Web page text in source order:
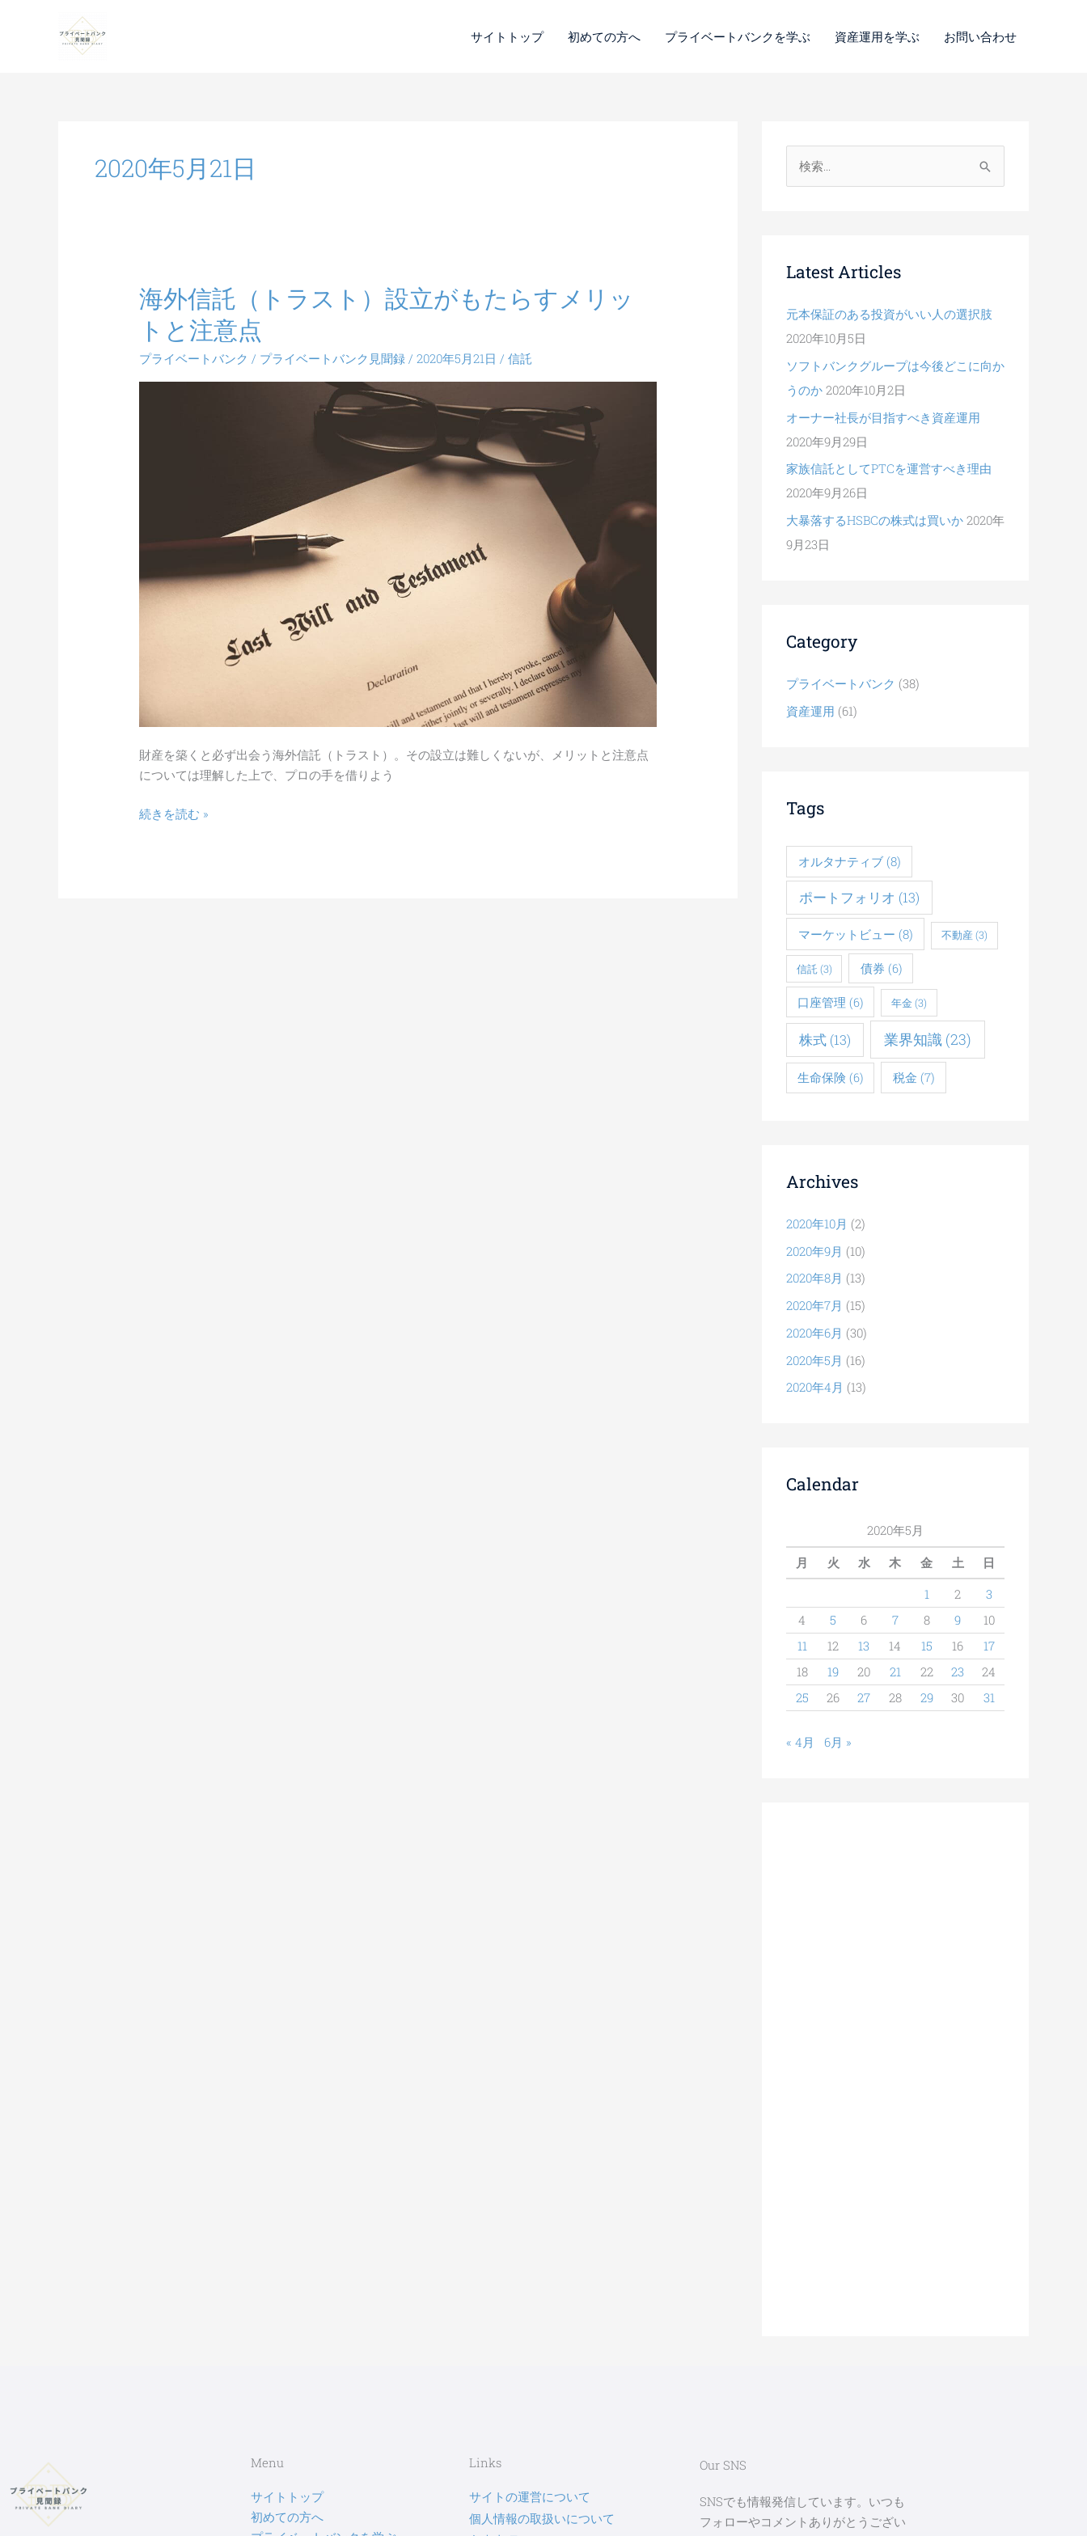
サイトトップ 初めての方へ プライベートバンクを学ぶ 資産運用を学ぶ お問い合わせ
2020年5月21日
海外信託（トラスト）設立がもたらすメリッ
トと注意点
プライベートバンク / プライベートバンク見聞録/2020年5月21日/信託
財産を築くと必ず出会う海外信託（トラスト）。その設立は難しくないが、メリットと注意点
については理解した上で、プロの手を借りよう
海
外
信
託
す
メ
意
続きを読む »
:Latest Articles
元本保証のある投資がいい人の選択肢
2020年10月5日
ソフトバンクグループは今後どこに向か
うのか 2020年10月2日
オーナー社長が目指すべき資産運用
2020年9月29日
家族信託としてPTCを運営すべき理由
2020年9月26日
大暴落するHSBCの株式は買いか 2020年
9月23日
Category
プライベートバンク (38)
資産運用 (61)
Tags
オルタナティブ(8)
ポートフォリオ (13)
マーケットビュー (8) 不動産 (3)
信託(3) 債券 (6)
口座管理 (6) 年金 (3)
株式(13) 業界知識(23)
生命保険 (6) 税金 (7)
Archives
2020年10月 (2)
2020年9月 (10)
2020年8月 (13)
2020年7月 (15)
2020年6月 (30)
2020年5月 (16)
2020年4月 (13)
Calendar
2020年5月
月
火 水 木 金 土
日
1
2
3
4
5 6 7 8 9
10
11
12 13 14 15 16
17
18
19 20 21 22 23
24
25
26 27 28 29 30 31
« 4月 6月 »
Menu
サイトトップ
初めての方へ
Links
サイトの運営について
個人情報の取扱いについて
Our SNS
SNSでも情報発信しています。いつも
フォローやコメントありがとうござい